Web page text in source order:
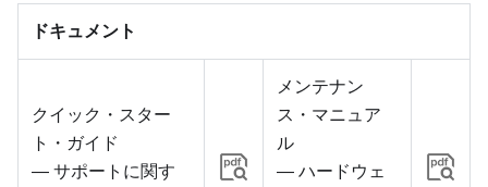
ドキュメント
クイック・スター
ト・ガイド
— サポートに関す
メンテナン
ス・マニュア
ル
— ハードウェ